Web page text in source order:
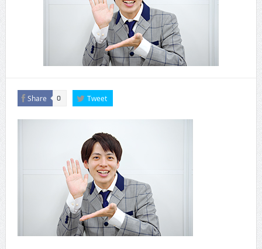
CINEMA×STYLE 285号
CINEMA×STYLE 294号
Share 0 Tweet